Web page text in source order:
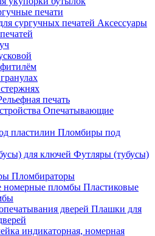
печати
Аксессуары
печать
Опечатывающие
Пломбиры под
Футляры (тубусы)
Пломбираторы
Пластиковые
Плашки для